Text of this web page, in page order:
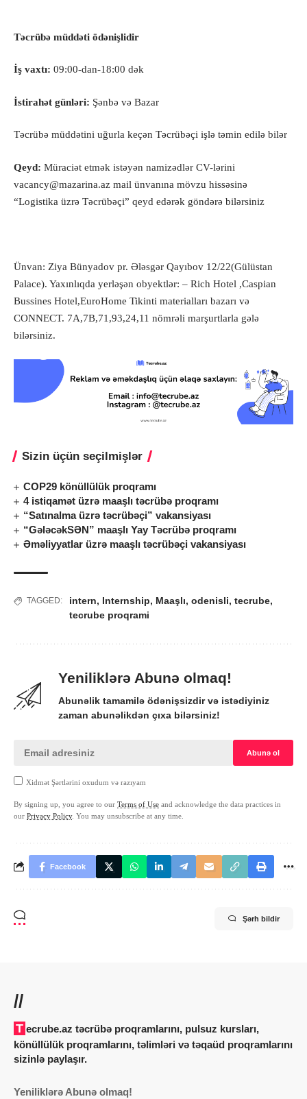
Təcrübə müddəti ödənişlidir
İş vaxtı: 09:00-dan-18:00 dək
İstirahət günləri: Şənbə və Bazar
Təcrübə müddətini uğurla keçən Təcrübəçi işlə təmin edilə bilər
Qeyd: Müraciət etmək istəyən namizədlər CV-lərini
vacancy@mazarina.az mail ünvanına mövzu hissəsinə
“Logistika üzrə Təcrübəçi” qeyd edərək göndərə bilərsiniz
Ünvan: Ziya Bünyadov pr. Ələsgər Qayıbov 12/22(Gülüstan
Palace). Yaxınlıqda yerləşən obyektlər: – Rich Hotel ,Caspian
Bussines Hotel,EuroHome Tikinti materialları bazarı və
CONNECT. 7A,7B,71,93,24,11 nömrəli marşurtlarla gələ
bilərsiniz.
Sizin üçün seçilmişlər
COP29 könüllülük proqramı
4 istiqamət üzrə maaşlı təcrübə proqramı
“Satınalma üzrə təcrübəçi” vakansiyası
“GələcəkSƏN” maaşlı Yay Təcrübə proqramı
Əməliyyatlar üzrə maaşlı təcrübəçi vakansiyası
TAGGED: intern, Internship, Maaşlı, odenisli, tecrube,
tecrube proqrami
Yeniliklərə Abunə olmaq!
Abunəlik tamamilə ödənişsizdir və istədiyiniz
zaman abunəlikdən çıxa bilərsiniz!
Xidmət Şərtlərini oxudum və razıyam
By signing up, you agree to our Terms of Use and acknowledge the data practices in
our Privacy Policy. You may unsubscribe at any time.
Facebook
Şərh bildir
//
Tecrube.az təcrübə proqramlarını, pulsuz kursları,
könüllülük proqramlarını, təlimləri və təqaüd proqramlarını
sizinlə paylaşır.
Yeniliklərə Abunə olmaq!